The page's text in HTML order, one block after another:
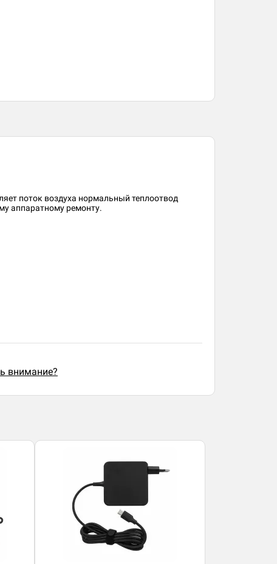
поток воздуха нормальный теплоотвод
аппаратному ремонту.
внимание?